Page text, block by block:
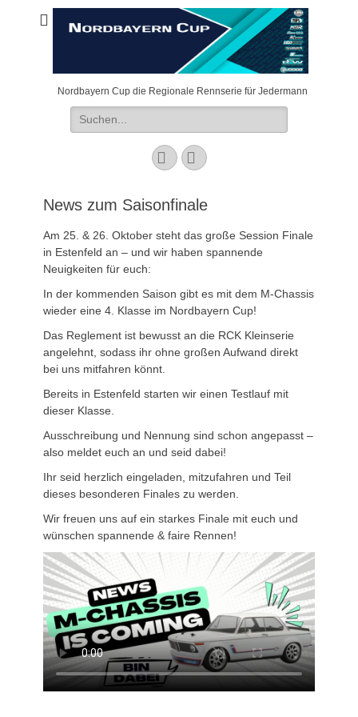
Nordbayern Cup die Regionale Rennserie für Jedermann
Suchen
nach:
Facebook
E-
Mail
News zum Saisonfinale
Am 25. & 26. Oktober steht das große Session Finale
in Estenfeld an – und wir haben spannende
Neuigkeiten für euch:
In der kommenden Saison gibt es mit dem M-Chassis
wieder eine 4. Klasse im Nordbayern Cup!
Das Reglement ist bewusst an die RCK Kleinserie
angelehnt, sodass ihr ohne großen Aufwand direkt
bei uns mitfahren könnt.
Bereits in Estenfeld starten wir einen Testlauf mit
dieser Klasse.
Ausschreibung und Nennung sind schon angepasst –
also meldet euch an und seid dabei!
Ihr seid herzlich eingeladen, mitzufahren und Teil
dieses besonderen Finales zu werden.
Wir freuen uns auf ein starkes Finale mit euch und
wünschen spannende & faire Rennen!